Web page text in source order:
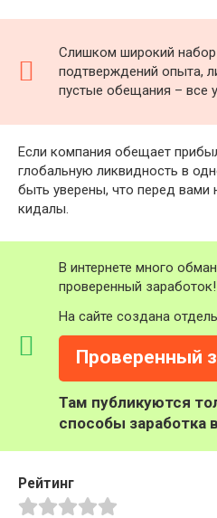
Слишком широкий набор
подтверждений опыта,
пустые обещания – все
Если компания обещает
глобальную ликвидность в
быть уверены, что перед вами
кидалы.
В интернете много
проверенный заработок!
На сайте создана
Проверенный
Там публикуются
способы заработка
Рейтинг